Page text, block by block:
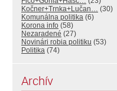
Kočner+Trnka+Lučan… (30)
Komunálna politika (6)
Korona info (58)
Nezaradené (27)
Novinári robia politiku (53)
Politika (74)
Archív